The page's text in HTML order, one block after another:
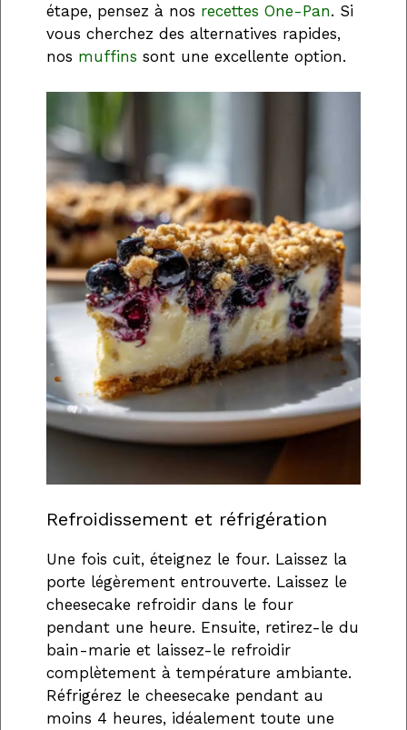
étape, pensez à nos recettes One-Pan. Si
vous cherchez des alternatives rapides,
nos muffins sont une excellente option.
Refroidissement et réfrigération
Une fois cuit, éteignez le four. Laissez la
porte légèrement entrouverte. Laissez le
cheesecake refroidir dans le four
pendant une heure. Ensuite, retirez-le du
bain-marie et laissez-le refroidir
complètement à température ambiante.
Réfrigérez le cheesecake pendant au
moins 4 heures, idéalement toute une